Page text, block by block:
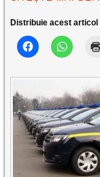
Distribuie acest articol